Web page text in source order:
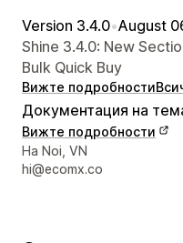
Version 3.4.0•August
Shine 3.4.0: New
Bulk Quick Buy
Вижте подробности
Документация на
Вижте подробности
Данни за връзка с
Ha Noi, VN
hi@ecomx.co